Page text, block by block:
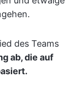
des Teams
ab, die auf